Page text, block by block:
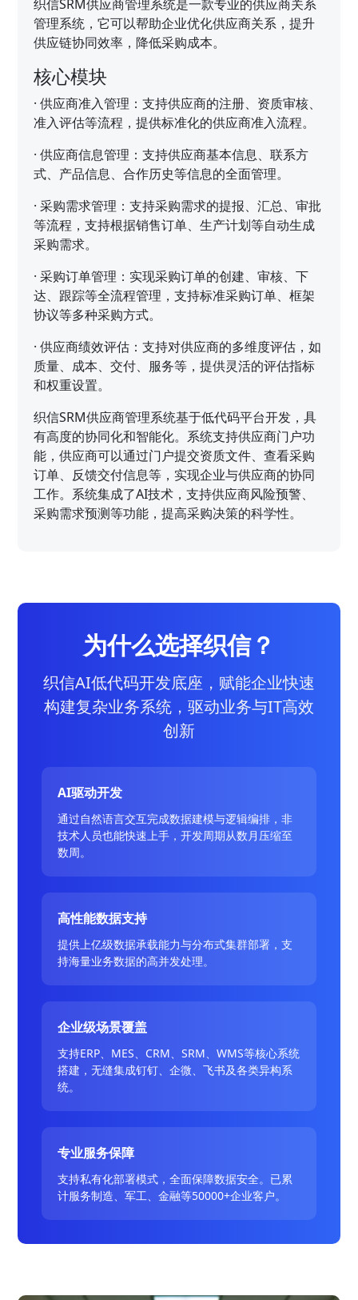
织信SRM供应商管理系统是一款专业的供应商关系
管理系统，它可以帮助企业优化供应商关系，提升
供应链协同效率，降低采购成本。
核心模块
·供应商准入管理：支持供应商的注册、资质审核、
准入评估等流程，提供标准化的供应商准入流程。
·供应商信息管理：支持供应商基本信息、联系方
式、产品信息、合作历史等信息的全面管理。
·采购需求管理：支持采购需求的提报、汇总、审批
等流程，支持根据销售订单、生产计划等自动生成
采购需求。
·采购订单管理：实现采购订单的创建、审核、下
达、跟踪等全流程管理，支持标准采购订单、框架
协议等多种采购方式。
·供应商绩效评估：支持对供应商的多维度评估，如
质量、成本、交付、服务等，提供灵活的评估指标
和权重设置。
织信SRM供应商管理系统基于低代码平台开发，具
有高度的协同化和智能化。系统支持供应商门户功
能，供应商可以通过门户提交资质文件、查看采购
订单、反馈交付信息等，实现企业与供应商的协同
工作。系统集成了AI技术，支持供应商风险预警、
采购需求预测等功能，提高采购决策的科学性。
为什么选择织信？
织信AI低代码开发底座，赋能企业快速
构建复杂业务系统，驱动业务与IT高效
创新
AI驱动开发
通过自然语言交互完成数据建模与逻辑编排，非
技术人员也能快速上手，开发周期从数月压缩至
数周。
高性能数据支持
提供上亿级数据承载能力与分布式集群部署，支
持海量业务数据的高并发处理。
企业级场景覆盖
支持ERP、MES、CRM、SRM、WMS等核心系统
搭建，无缝集成钉钉、企微、飞书及各类异构系
统。
专业服务保障
支持私有化部署模式，全面保障数据安全。已累
计服务制造、军工、金融等50000+企业客户。